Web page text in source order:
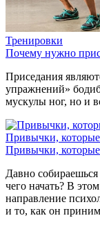
Тренировки
Почему нужно
Приседания
упражнений»
мускулы ног, но и
Привычки,
Привычки,
Давно
чего начать? В
направление
и то, как он